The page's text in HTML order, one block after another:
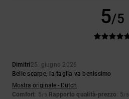
5/5
Dimitri 25. giugno 2026
Belle scarpe, la taglia va benissimo
Mostra originale - Dutch
Comfort: 5/5 Rapporto qualità-prezzo : 5/5